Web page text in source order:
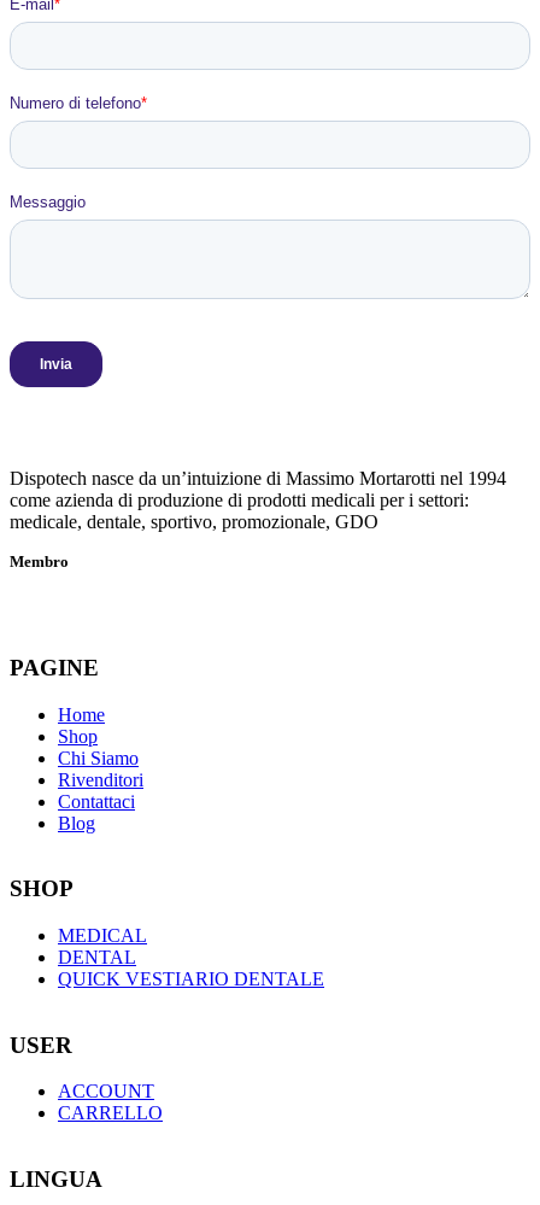
Dispotech nasce da un’intuizione di Massimo Mortarotti nel 1994
come azienda di produzione di prodotti medicali per i settori:
medicale, dentale, sportivo, promozionale, GDO
Membro
PAGINE
Home
Shop
Chi Siamo
Rivenditori
Contattaci
Blog
SHOP
MEDICAL
DENTAL
QUICK VESTIARIO DENTALE
USER
ACCOUNT
CARRELLO
LINGUA